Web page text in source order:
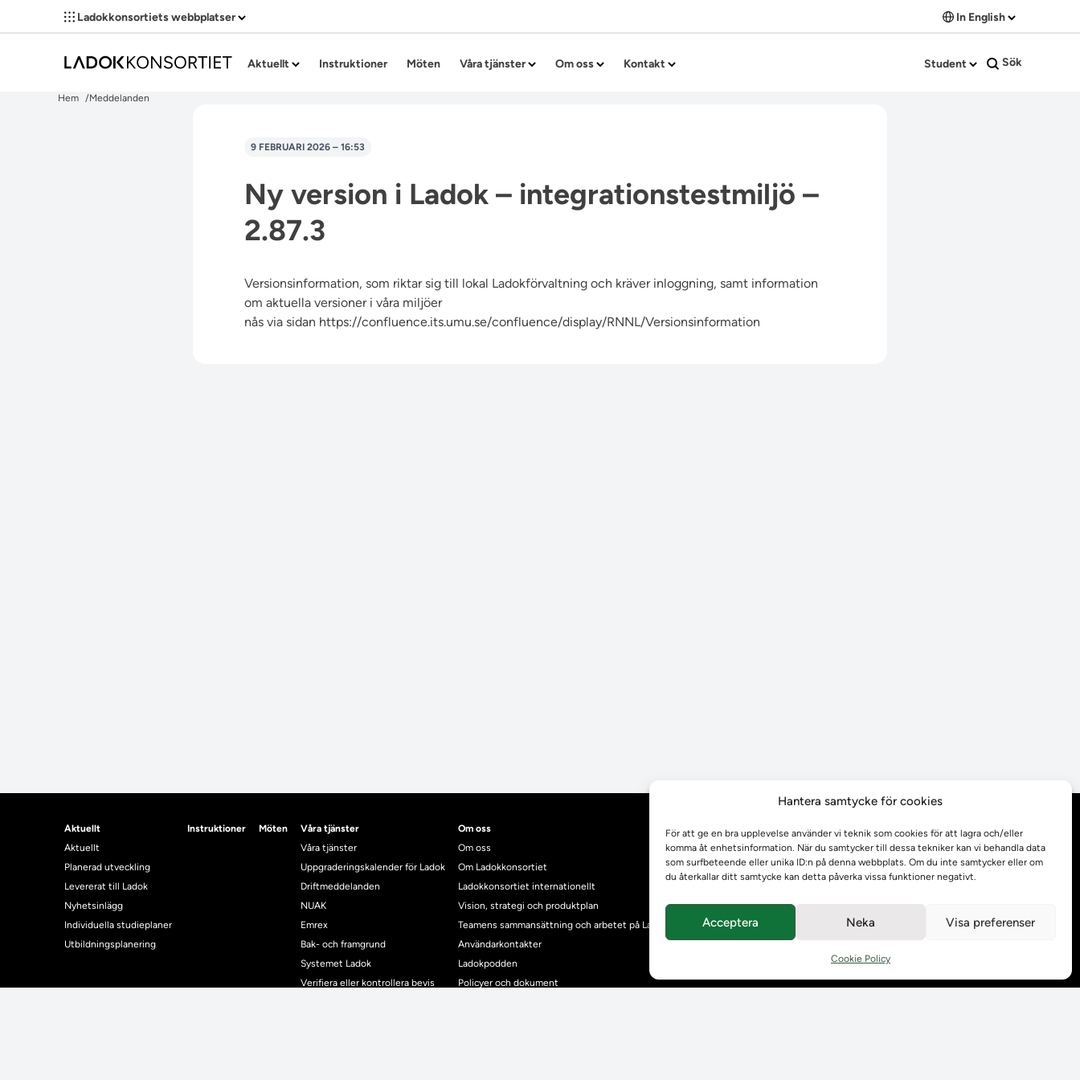
Hantera samtycke för cookies
För att ge en bra upplevelse använder vi teknik som cookies för att lagra och/eller
komma åt enhetsinformation. När du samtycker till dessa tekniker kan vi behandla data
som surfbeteende eller unika ID:n på denna webbplats. Om du inte samtycker eller om
du återkallar ditt samtycke kan detta påverka vissa funktioner negativt.
Acceptera Neka Visa preferenser
Cookie Policy
Ladokkonsortiets webbplatser In English
Aktuellt Instruktioner Möten Våra tjänster Om oss Kontakt Student Sök
Hem Meddelanden
9 FEBRUARI 2026 – 16:53
Ny version i Ladok – integrationstestmiljö –
2.87.3
Versionsinformation, som riktar sig till lokal Ladokförvaltning och kräver inloggning, samt information
om aktuella versioner i våra miljöer
nås via sidan https://confluence.its.umu.se/confluence/display/RNNL/Versionsinformation
Aktuellt
Aktuellt
Planerad utveckling
Levererat till Ladok
Nyhetsinlägg
Individuella studieplaner
Utbildningsplanering
Instruktioner Möten
Våra tjänster
Våra tjänster
Uppgraderingskalender för Ladok
Driftmeddelanden
NUAK
Emrex
Bak- och framgrund
Systemet Ladok
Verifiera eller kontrollera bevis
Om oss
Om oss
Om Ladokkonsortiet
Ladokkonsortiet internationellt
Vision, strategi och produktplan
Teamens sammansättning och arbetet på Ladokkonsortiet
Användarkontakter
Ladokpodden
Policyer och dokument
Behandling av
personuppgifter
Prenumerera på våra